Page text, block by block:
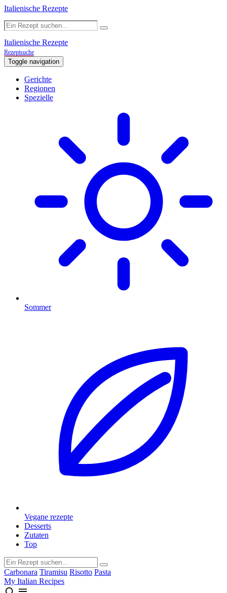
Italienische Rezepte
Italienische Rezepte
Rezeptsuche
Toggle navigation
Gerichte
Regionen
Spezielle
Sommer
Vegane rezepte
Desserts
Zutaten
Top
Carbonara Tiramisu Risotto Pasta
My Italian Recipes